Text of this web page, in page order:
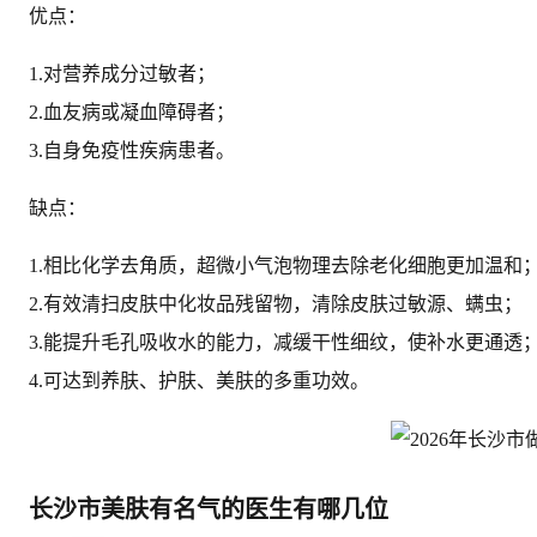
优点：
1.对营养成分过敏者；
2.血友病或凝血障碍者；
3.自身免疫性疾病患者。
缺点：
1.相比化学去角质，超微小气泡物理去除老化细胞更加温和
2.有效清扫皮肤中化妆品残留物，清除皮肤过敏源、螨虫；
3.能提升毛孔吸收水的能力，减缓干性细纹，使补水更通透
4.可达到养肤、护肤、美肤的多重功效。
长沙市美肤有名气的医生有哪几位